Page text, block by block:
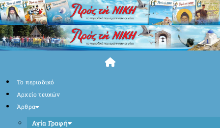
Skip
to
content
Το περιοδικό
Αρχείο τευχών
Άρθρα
Αγία Γραφή